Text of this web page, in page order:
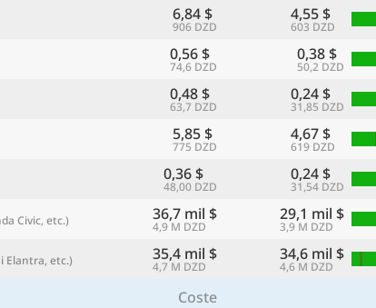
6,84 $
906 DZD
4,55 $
603 DZD
0,56 $
74,6 DZD
0,38 $
50,2 DZD
0,48 $
63,7 DZD
0,24 $
31,85 DZD
5,85 $
775 DZD
4,67 $
619 DZD
0,36 $
48,00 DZD
0,24 $
31,54 DZD
Civic, etc.) 36,7 mil $
4,9 M DZD
29,1 mil $
3,9 M DZD
Elantra, etc.) 35,4 mil $
4,7 M DZD
34,6 mil $
4,6 M DZD
Coste
Comparar
Moneda preferidaIdioma preferido